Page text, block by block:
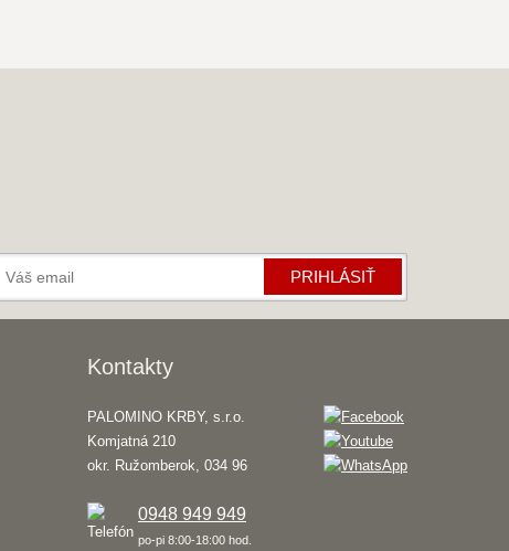
PRIHLÁSIŤ
Kontakty
PALOMINO KRBY, s.r.o.
Komjatná 210
okr. Ružomberok, 034 96
0948 949 949
po-pi 8:00-18:00 hod.